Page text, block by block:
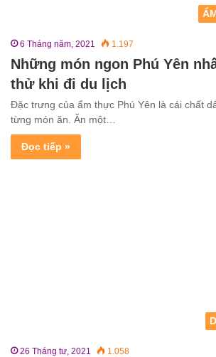
6 Tháng năm, 2021 1.197
Những món ngon Phú Yên
thử khi đi du lịch
Đặc trưng của ẩm thực Phú Yên là cái chất
từng món ăn. Ăn một…
Đọc tiếp »
26 Tháng tư, 2021 1.058